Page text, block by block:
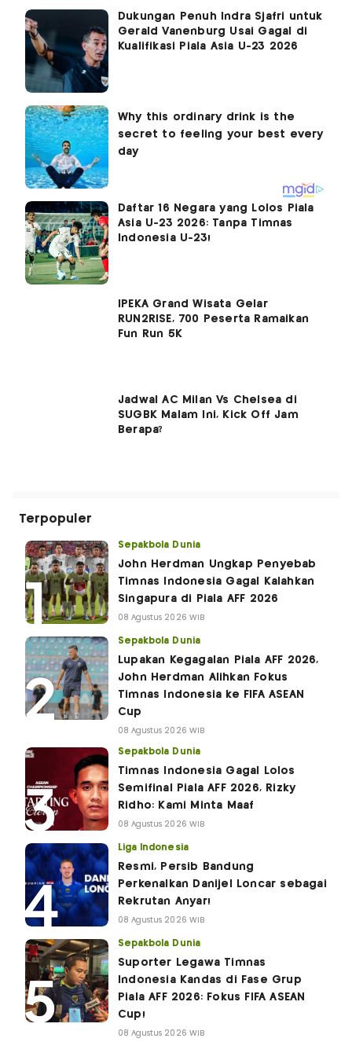
Dukungan Penuh Indra Sjafri untuk
Gerald Vanenburg Usai Gagal di
Kualifikasi Piala Asia U-23 2026
Daftar 16 Negara yang Lolos Piala
Asia U-23 2026: Tanpa Timnas
Indonesia U-23!
IPEKA Grand Wisata Gelar
RUN2RISE, 700 Peserta Ramaikan
Fun Run 5K
Jadwal AC Milan Vs Chelsea di
SUGBK Malam Ini, Kick Off Jam
Berapa?
Terpopuler
Sepakbola Dunia
John Herdman Ungkap Penyebab
Timnas Indonesia Gagal Kalahkan
Singapura di Piala AFF 2026
08 Agustus 2026 WIB
Sepakbola Dunia
Lupakan Kegagalan Piala AFF 2026,
John Herdman Alihkan Fokus
Timnas Indonesia ke FIFA ASEAN
Cup
08 Agustus 2026 WIB
Sepakbola Dunia
Timnas Indonesia Gagal Lolos
Semifinal Piala AFF 2026, Rizky
Ridho: Kami Minta Maaf
08 Agustus 2026 WIB
Liga Indonesia
Resmi, Persib Bandung
Perkenalkan Danijel Loncar sebagai
Rekrutan Anyar!
08 Agustus 2026 WIB
Sepakbola Dunia
Suporter Legawa Timnas
Indonesia Kandas di Fase Grup
Piala AFF 2026: Fokus FIFA ASEAN
Cup!
08 Agustus 2026 WIB